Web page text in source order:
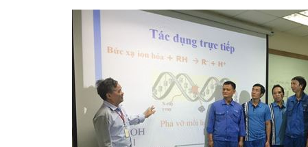
xạ, thiết bị X-quang
Thiết kế chế tạo lắp đặt phòng X-
Quang
Vận chuyển, áp tải nguồn bức xạ,
chất phóng xạ